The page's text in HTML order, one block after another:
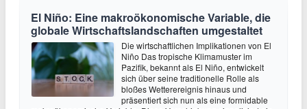
El Niño: Eine makroökonomische Variable, die
globale Wirtschaftslandschaften umgestaltet
Die wirtschaftlichen Implikationen von El
Niño Das tropische Klimamuster im
Pazifik, bekannt als El Niño, entwickelt
sich über seine traditionelle Rolle als
bloßes Wetterereignis hinaus und
präsentiert sich nun als eine formidable